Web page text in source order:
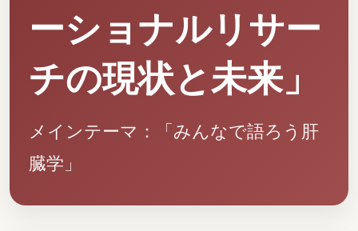
ーショナルリサー
チの現状と未来」
メインテーマ：「みんなで語ろう肝
臓学」